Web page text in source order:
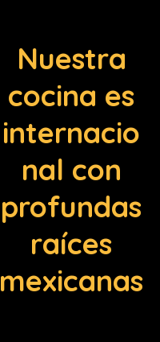
Nuestra
cocina es
internacio
nal con
profundas
raíces
mexicanas